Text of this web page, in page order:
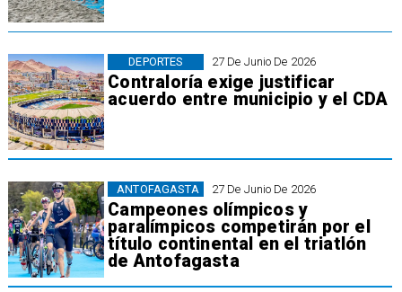
27 De Junio De 2026
Contraloría exige justificar
acuerdo entre municipio y el CDA
DEPORTES
27 De Junio De 2026
Campeones olímpicos y
paralímpicos competirán por el
título continental en el triatlón
de Antofagasta
ANTOFAGASTA